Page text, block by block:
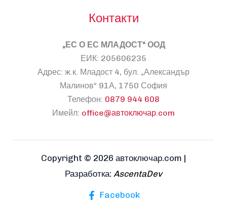
Контакти
„ЕС О ЕС МЛАДОСТ“ ООД
ЕИК: 205606235
Адрес: ж.к. Младост 4, бул. „Александър
Малинов“ 91А, 1750 София
Телефон: 0879 944 608
Имейл: office@автоключар.com
Copyright © 2026 автоключар.com |
Разработка: AscentaDev
Facebook